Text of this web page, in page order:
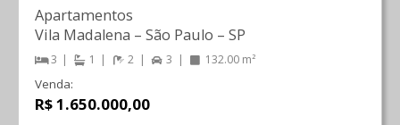
Apartamentos
Vila Madalena – São Paulo – SP
3 1 2 3 132.00 m²
Venda:
R$ 1.650.000,00